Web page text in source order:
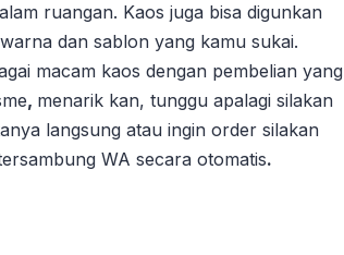
ruangan. Kaos juga bisa digunkan
dan sablon yang kamu sukai.
macam kaos dengan pembelian yang
, menarik kan, tunggu apalagi silakan
langsung atau ingin order silakan
WA secara otomatis.